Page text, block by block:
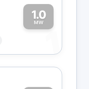
1.0
MW
1